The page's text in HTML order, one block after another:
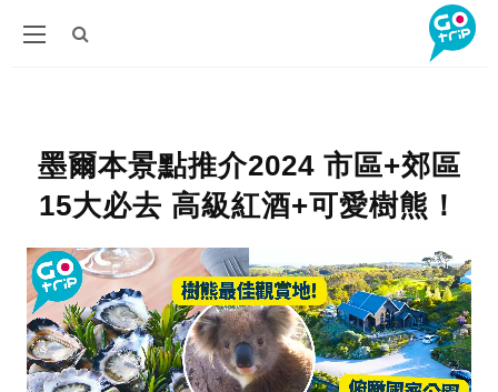
墨爾本景點推介2024 市區+郊區
15大必去 高級紅酒+可愛樹熊！